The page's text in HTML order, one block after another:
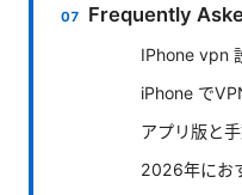
Frequently
IPhone vpn
iPhone で
アプリ版と
2026年にお